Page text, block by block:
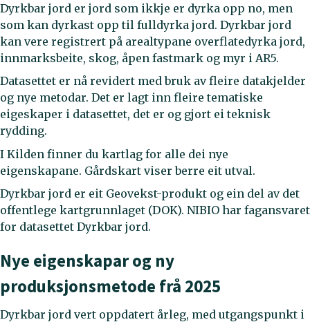
Dyrkbar jord er jord som ikkje er dyrka opp no, men
som kan dyrkast opp til fulldyrka jord. Dyrkbar jord
kan vere registrert på arealtypane overflatedyrka jord,
innmarksbeite, skog, åpen fastmark og myr i AR5.
Datasettet er nå revidert med bruk av fleire datakjelder
og nye metodar. Det er lagt inn fleire tematiske
eigeskaper i datasettet, det er og gjort ei teknisk
rydding.
I Kilden finner du kartlag for alle dei nye
eigenskapane. Gårdskart viser berre eit utval.
Dyrkbar jord er eit Geovekst-produkt og ein del av det
offentlege kartgrunnlaget (DOK). NIBIO har fagansvaret
for datasettet Dyrkbar jord.
Nye eigenskapar og ny
produksjonsmetode frå 2025
Dyrkbar jord vert oppdatert årleg, med utgangspunkt i